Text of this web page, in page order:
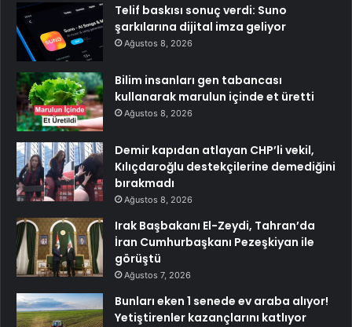
Telif baskısı sonuç verdi: Suno
şarkılarına dijital imza geliyor
Ağustos 8, 2026
Bilim insanları gen tabancası
kullanarak marulun içinde et üretti
Ağustos 8, 2026
Demir kapıdan atlayan CHP’li vekil,
Kılıçdaroğlu destekçilerine demediğini
bırakmadı
Ağustos 8, 2026
Irak Başbakanı El-Zeydi, Tahran’da
İran Cumhurbaşkanı Pezeşkiyan ile
görüştü
Ağustos 7, 2026
Bunları eken 1 senede ev araba alıyor!
Yetiştirenler kazançlarını katlıyor